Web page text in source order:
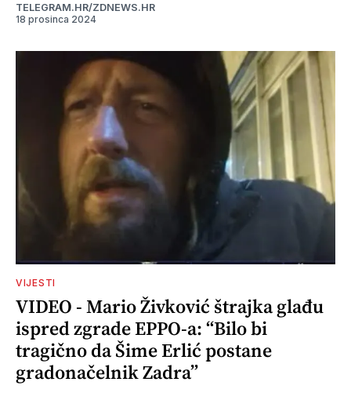
TELEGRAM.HR/ZDNEWS.HR
18 prosinca 2024
VIJESTI
VIDEO - Mario Živković štrajka glađu
ispred zgrade EPPO-a: “Bilo bi
tragično da Šime Erlić postane
gradonačelnik Zadra”